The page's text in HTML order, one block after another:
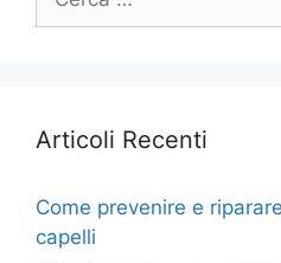
per:
Articoli Recenti
Come prevenire e
capelli